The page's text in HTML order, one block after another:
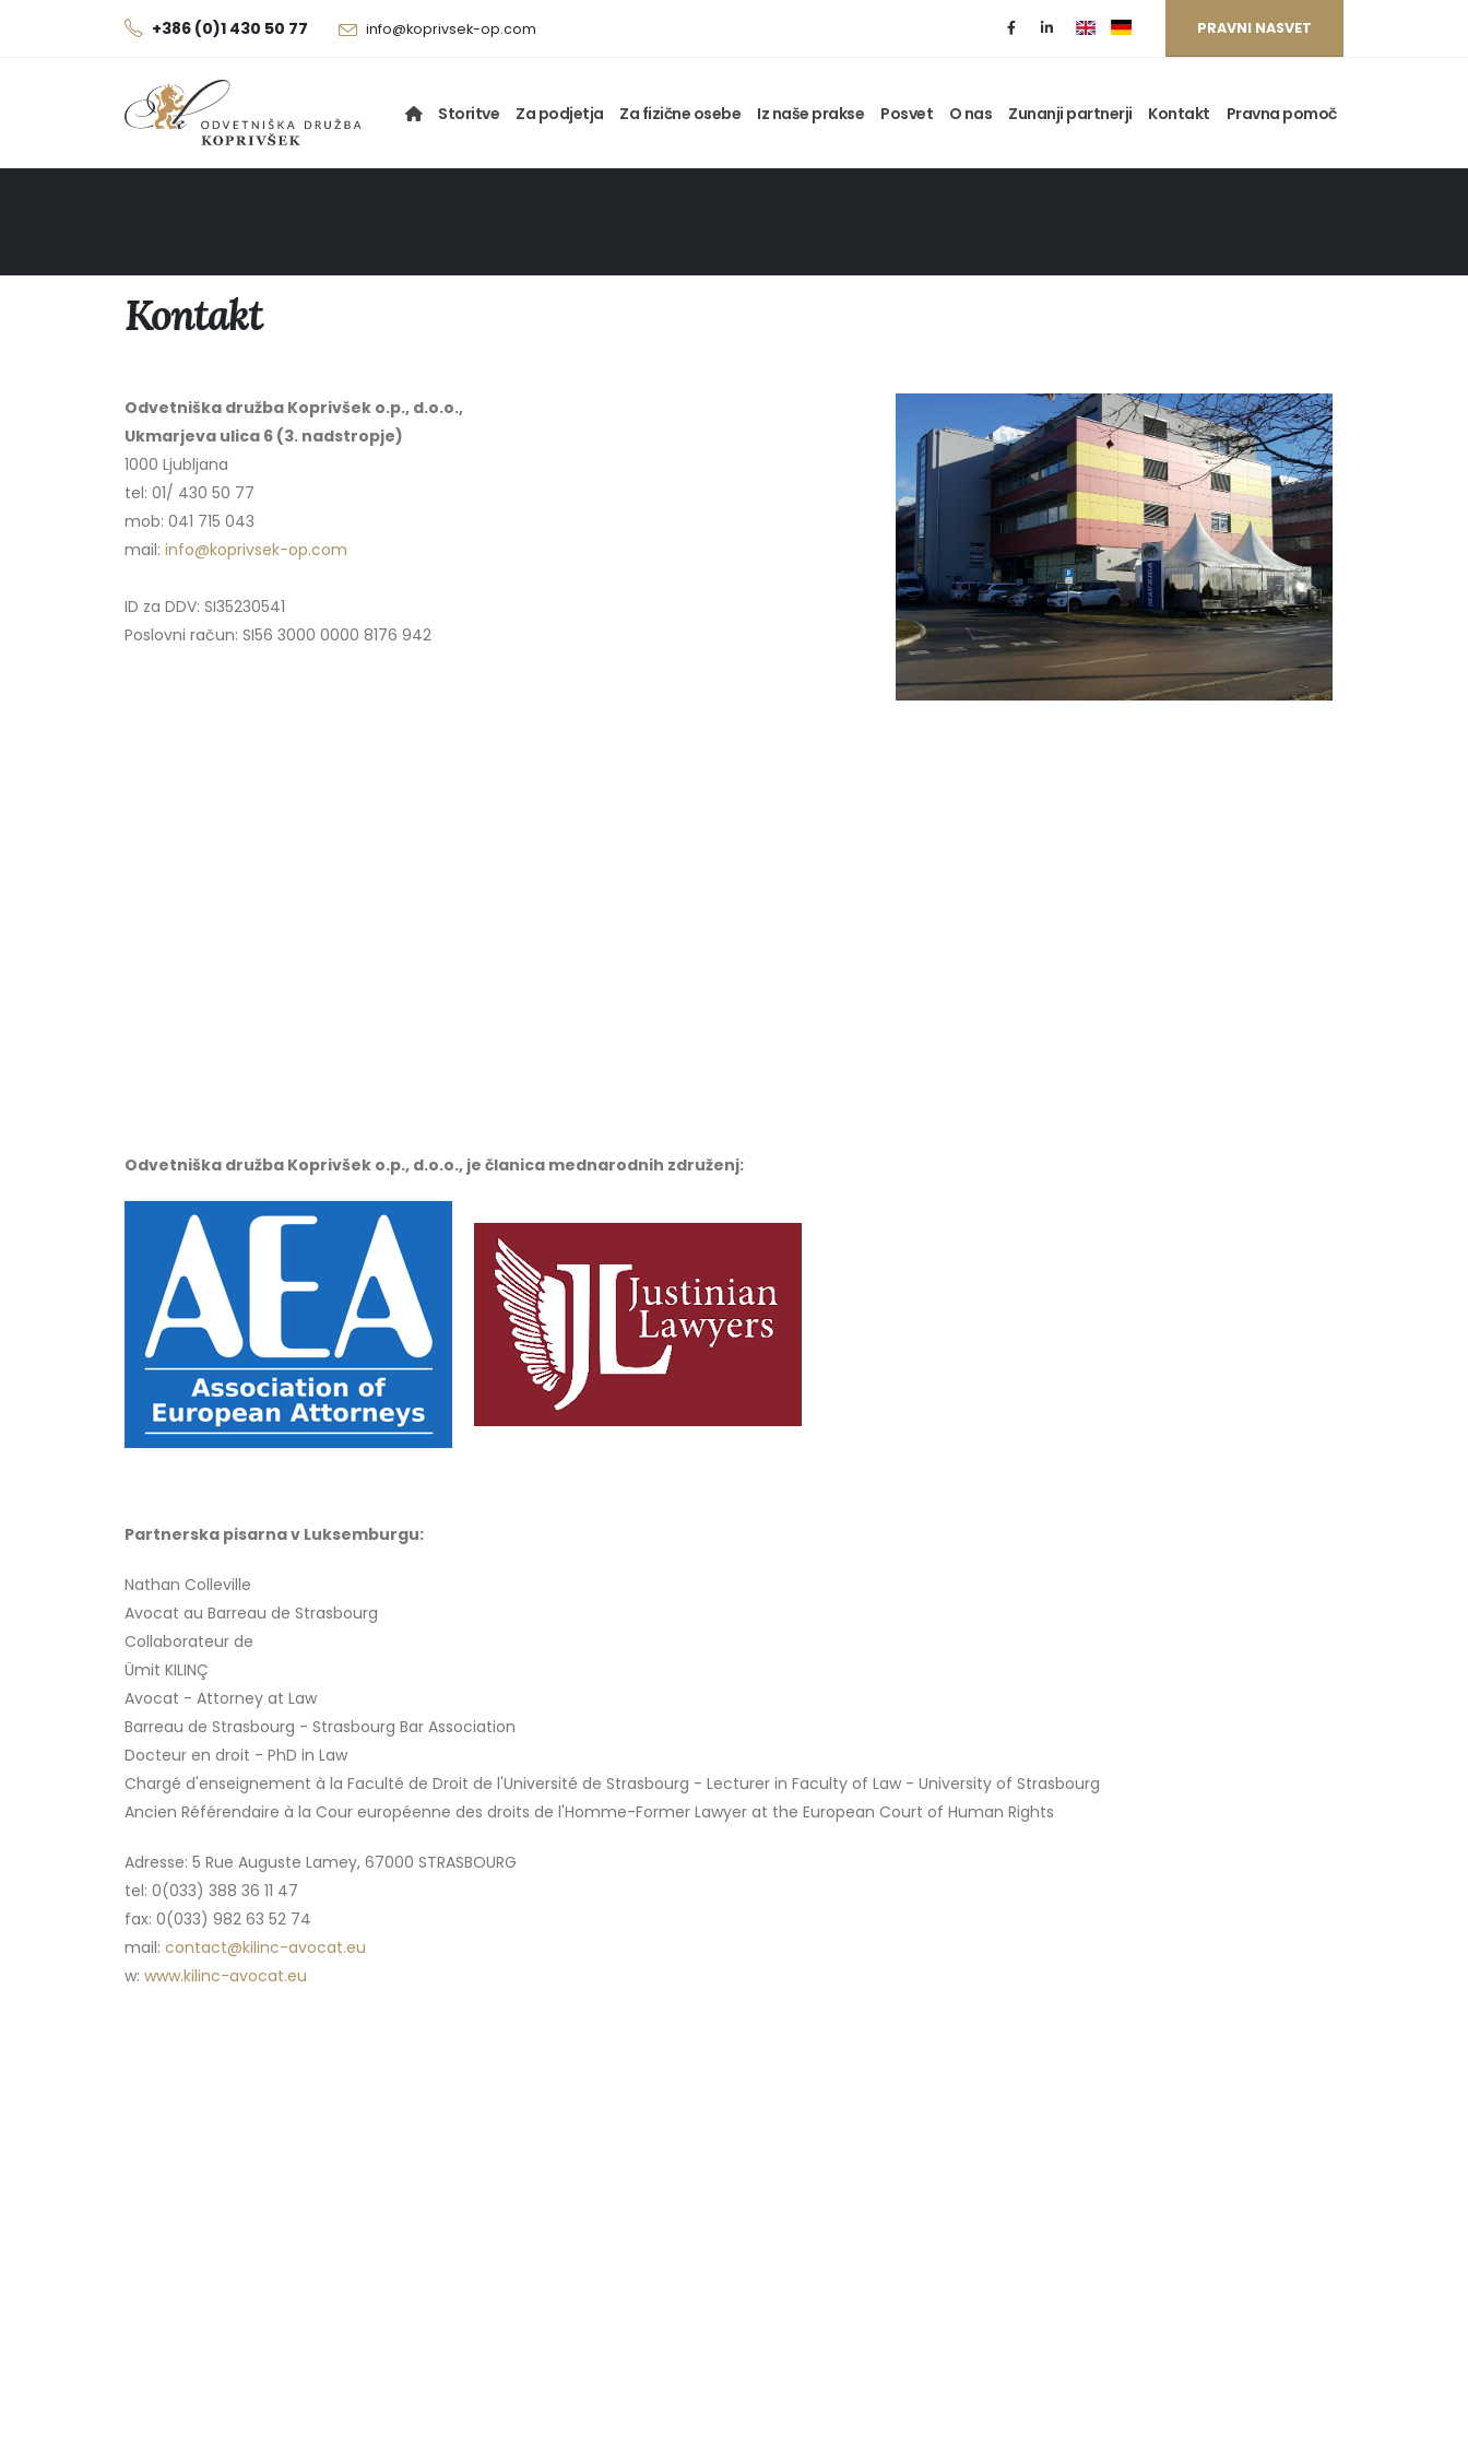
+386 (0)1 430 50 77 info@koprivsek-op.com PRAVNI NASVET
Storitve Za podjetja Za fizične osebe Iz naše prakse Posvet O nas Zunanji partnerji Kontakt Pravna pomoč
Kontakt
Odvetniška družba Koprivšek o.p., d.o.o.,
Ukmarjeva ulica 6 (3. nadstropje)
1000 Ljubljana
tel: 01/ 430 50 77
mob: 041 715 043
mail: info@koprivsek-op.com
ID za DDV: SI35230541
Poslovni račun: SI56 3000 0000 8176 942
Odvetniška družba Koprivšek o.p., d.o.o., je članica mednarodnih združenj:
Partnerska pisarna v Luksemburgu:
Nathan Colleville
Avocat au Barreau de Strasbourg
Collaborateur de
Ümit KILINÇ
Avocat - Attorney at Law
Barreau de Strasbourg - Strasbourg Bar Association
Docteur en droit - PhD in Law
Chargé d'enseignement à la Faculté de Droit de l'Université de Strasbourg - Lecturer in Faculty of Law - University of Strasbourg
Ancien Référendaire à la Cour européenne des droits de l'Homme-Former Lawyer at the European Court of Human Rights
Adresse: 5 Rue Auguste Lamey, 67000 STRASBOURG
tel: 0(033) 388 36 11 47
fax: 0(033) 982 63 52 74
mail: contact@kilinc-avocat.eu
w: www.kilinc-avocat.eu